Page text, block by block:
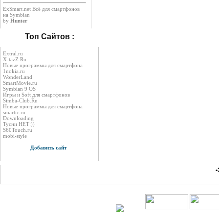
ExSmart.net Всё для смартфонов
на Symbian
by Hunter
Топ Сайтов :
Extral.ru
X-tazZ.Ru
Новые программы для смартфона
1nokia.ru
WonderLand
SmartMovie.ru
Symbian 9 OS
Игры и Soft для смартфонов
Simba-Club.Ru
Новые программы для смартфона
smartic.ru
Downloading
Тусни НЕТ:))
S60Touch.ru
mobi-style
Добавить сайт